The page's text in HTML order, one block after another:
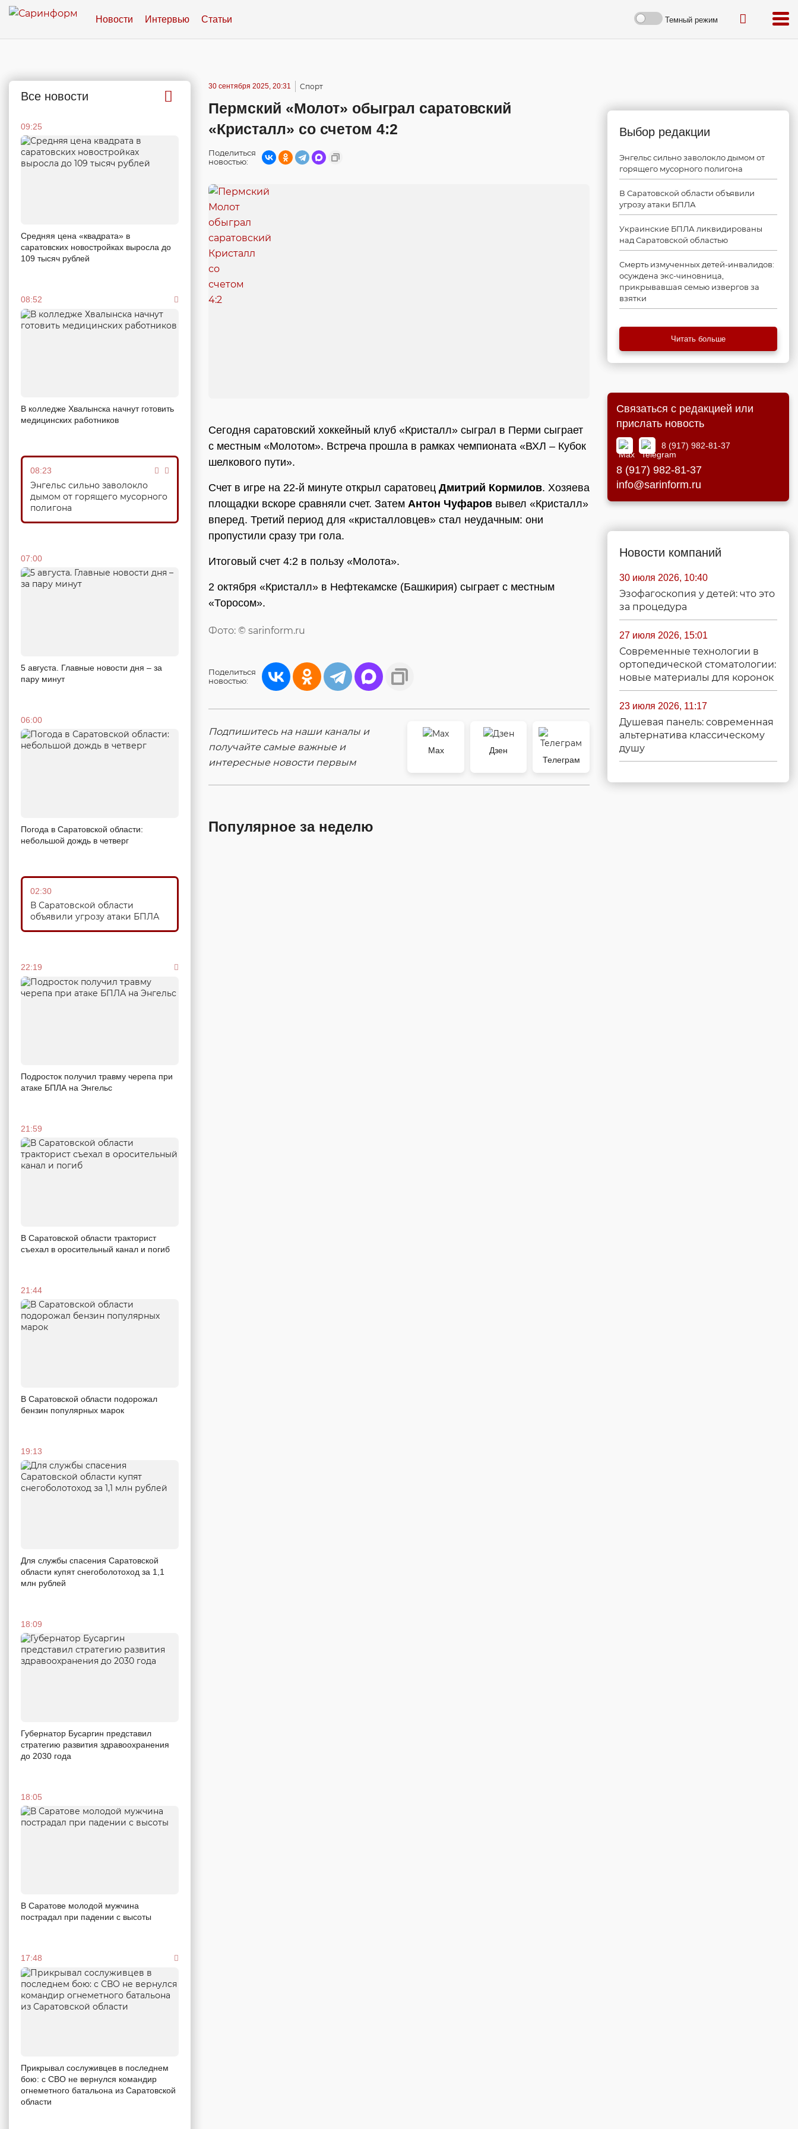
Новости Интервью Статьи Темный режим
Все новости
09:25
Средняя цена «квадрата» в
саратовских новостройках выросла до
109 тысяч рублей
08:52
В колледже Хвалынска начнут готовить
медицинских работников
08:23
Энгельс сильно заволокло
дымом от горящего мусорного
полигона
07:00
5 августа. Главные новости дня – за
пару минут
06:00
Погода в Саратовской области:
небольшой дождь в четверг
02:30
В Саратовской области
объявили угрозу атаки БПЛА
22:19
Подросток получил травму черепа при
атаке БПЛА на Энгельс
21:59
В Саратовской области тракторист
съехал в оросительный канал и погиб
21:44
В Саратовской области подорожал
бензин популярных марок
19:13
Для службы спасения Саратовской
области купят снегоболотоход за 1,1
млн рублей
18:09
Губернатор Бусаргин представил
стратегию развития здравоохранения
до 2030 года
18:05
В Саратове молодой мужчина
пострадал при падении с высоты
17:48
Прикрывал сослуживцев в последнем
бою: с СВО не вернулся командир
огнеметного батальона из Саратовской
области
30 сентября 2025, 20:31 Спорт
Пермский «Молот» обыграл саратовский
«Кристалл» со счетом 4:2
Поделиться
новостью:
Сегодня саратовский хоккейный клуб «Кристалл» сыграл в Перми сыграет
с местным «Молотом». Встреча прошла в рамках чемпионата «ВХЛ – Кубок
шелкового пути».
Счет в игре на 22-й минуте открыл саратовец Дмитрий Кормилов. Хозяева
площадки вскоре сравняли счет. Затем Антон Чуфаров вывел «Кристалл»
вперед. Третий период для «кристалловцев» стал неудачным: они
пропустили сразу три гола.
Итоговый счет 4:2 в пользу «Молота».
2 октября «Кристалл» в Нефтекамске (Башкирия) сыграет с местным
«Торосом».
Фото: © sarinform.ru
Поделиться
новостью:
Подпишитесь на наши каналы и
получайте самые важные и
интересные новости первым
Max
Дзен
Телеграм
Популярное за неделю
Выбор редакции
Энгельс сильно заволокло дымом от
горящего мусорного полигона
В Саратовской области объявили
угрозу атаки БПЛА
Украинские БПЛА ликвидированы
над Саратовской областью
Смерть измученных детей-инвалидов:
осуждена экс-чиновница,
прикрывавшая семью извергов за
взятки
Читать больше
Связаться с редакцией или
прислать новость
8 (917) 982-81-37
8 (917) 982-81-37
info@sarinform.ru
Новости компаний
30 июля 2026, 10:40
Эзофагоскопия у детей: что это
за процедура
27 июля 2026, 15:01
Современные технологии в
ортопедической стоматологии:
новые материалы для коронок
23 июля 2026, 11:17
Душевая панель: современная
альтернатива классическому
душу